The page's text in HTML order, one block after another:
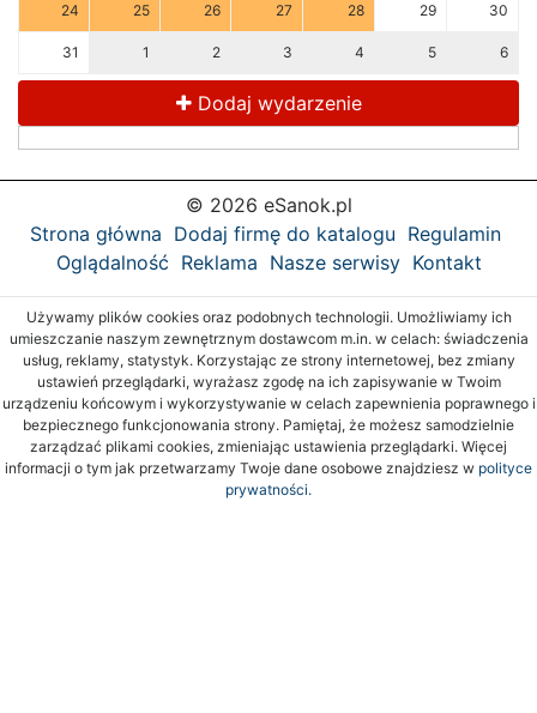
24 25 26 27 28 29 30
31 1 2 3 4 5 6
Dodaj wydarzenie
© 2026 eSanok.pl
Strona główna Dodaj firmę do katalogu Regulamin
Oglądalność Reklama Nasze serwisy Kontakt
Używamy plików cookies oraz podobnych technologii. Umożliwiamy ich
umieszczanie naszym zewnętrznym dostawcom m.in. w celach: świadczenia
usług, reklamy, statystyk. Korzystając ze strony internetowej, bez zmiany
ustawień przeglądarki, wyrażasz zgodę na ich zapisywanie w Twoim
urządzeniu końcowym i wykorzystywanie w celach zapewnienia poprawnego i
bezpiecznego funkcjonowania strony. Pamiętaj, że możesz samodzielnie
zarządzać plikami cookies, zmieniając ustawienia przeglądarki. Więcej
informacji o tym jak przetwarzamy Twoje dane osobowe znajdziesz w polityce
prywatności.